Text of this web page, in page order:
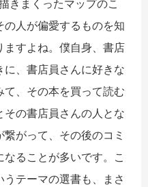
きまくったマップのこ
の人が偏愛するものを知
ますよね。僕自身、書店
に、書店員さんに好きな
、その本を買って読む
その書店員さんの人とな
がって、その後のコミ
ることが多いです。こ
テーマの選書も、まさ